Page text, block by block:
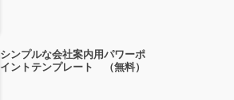
シンプルな会社案内用パワーポ
イントテンプレート （無料）